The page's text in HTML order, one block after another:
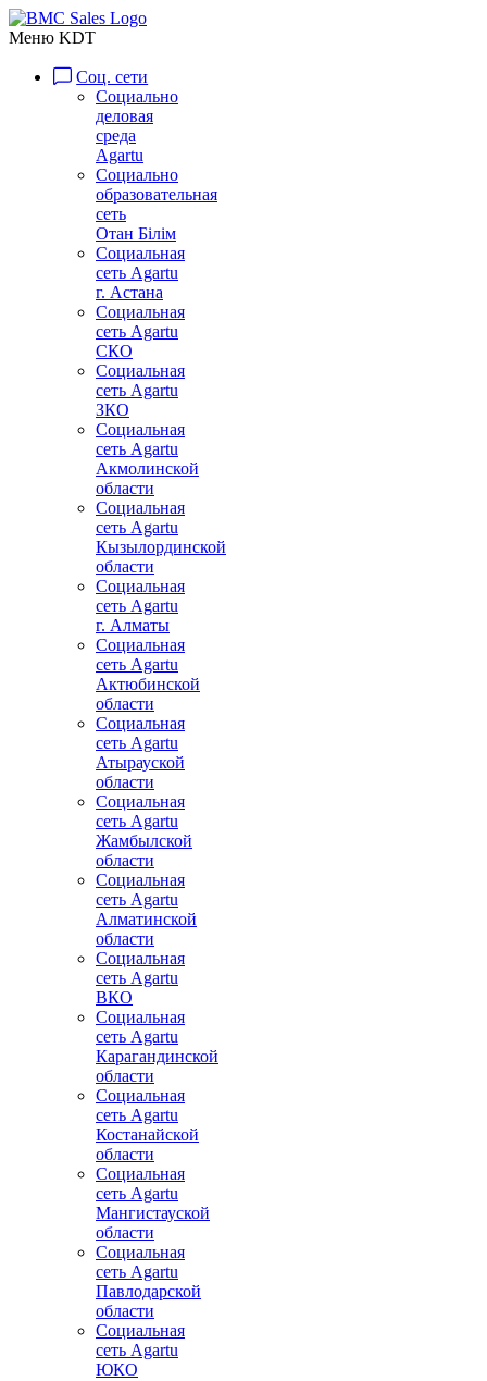
Меню KDT
Соц. сети
Социально
деловая
среда
Agartu
Социально
образовательная
сеть
Отан Бiлiм
Социальная
сеть Agartu
г. Астана
Социальная
сеть Agartu
СКО
Социальная
сеть Agartu
ЗКО
Социальная
сеть Agartu
Акмолинской
области
Социальная
сеть Agartu
Кызылординской
области
Социальная
сеть Agartu
г. Алматы
Социальная
сеть Agartu
Актюбинской
области
Социальная
сеть Agartu
Атырауской
области
Социальная
сеть Agartu
Жамбылской
области
Социальная
сеть Agartu
Алматинской
области
Социальная
сеть Agartu
ВКО
Социальная
сеть Agartu
Карагандинской
области
Социальная
сеть Agartu
Костанайской
области
Социальная
сеть Agartu
Мангистауской
области
Социальная
сеть Agartu
Павлодарской
области
Социальная
сеть Agartu
ЮКО